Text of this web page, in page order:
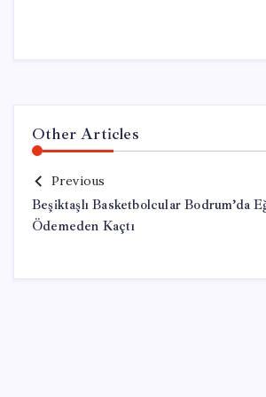
Other Articles
Previous
Beşiktaşlı Basketbolcular Bodrum’da
Ödemeden Kaçtı